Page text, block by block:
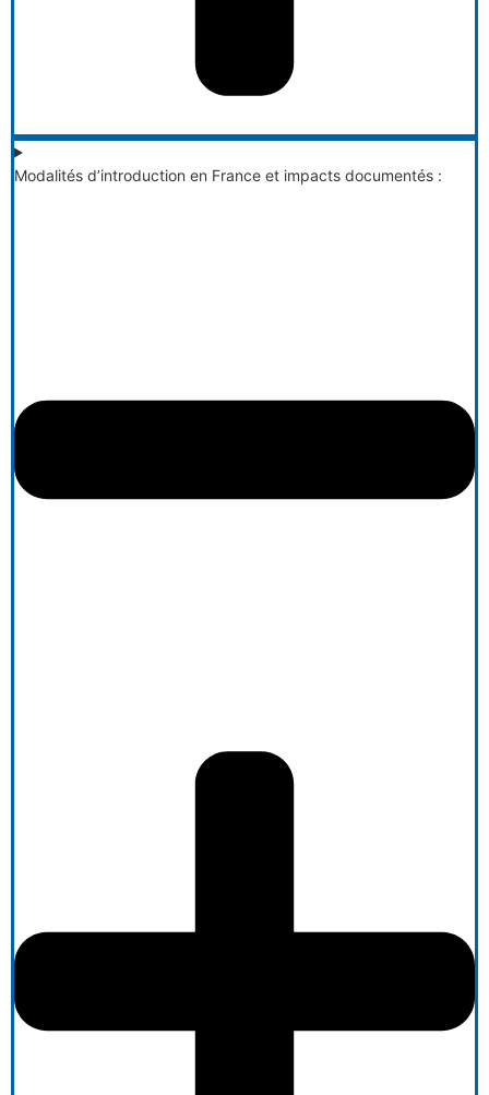
Modalités d’introduction en France et impacts documentés :